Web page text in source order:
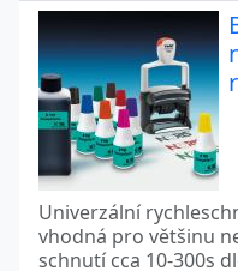
Univerzální
vhodná pro většinu
schnutí cca 10-300s